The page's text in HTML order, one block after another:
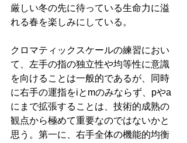
厳しい冬の先に待っている生命力に溢
れる春を楽しみにしている。
クロマティックスケールの練習におい
て、左手の指の独立性や均等性に意識
を向けることは一般的であるが、同時
に右手の運指をiとmのみならず、pやa
にまで拡張することは、技術的成熟の
観点から極めて重要なのではないかと
思う。第一に、右手全体の機能的均衡